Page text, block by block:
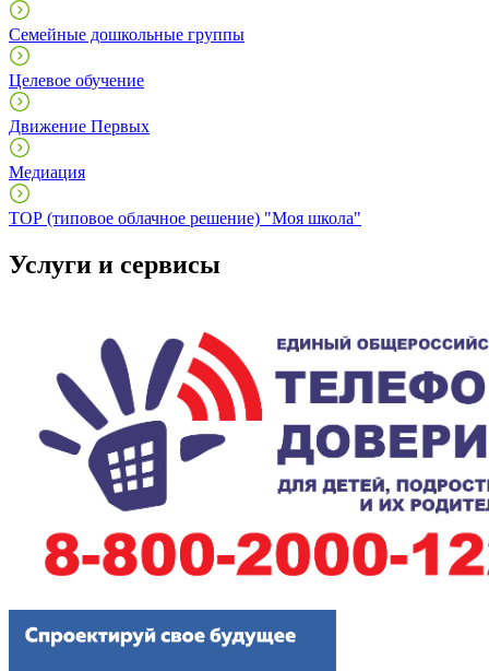
Семейные дошкольные группы
Целевое обучение
Движение Первых
Медиация
ТОР (типовое облачное решение) "Моя школа"
Услуги и сервисы